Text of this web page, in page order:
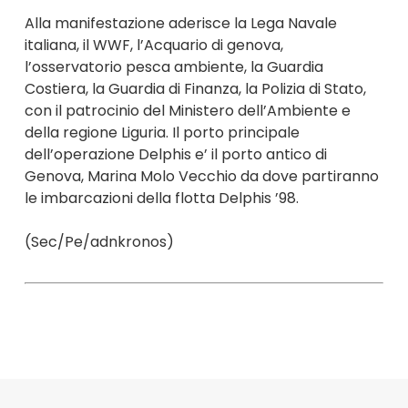
Alla manifestazione aderisce la Lega Navale
italiana, il WWF, l’Acquario di genova,
l’osservatorio pesca ambiente, la Guardia
Costiera, la Guardia di Finanza, la Polizia di Stato,
con il patrocinio del Ministero dell’Ambiente e
della regione Liguria. Il porto principale
dell’operazione Delphis e’ il porto antico di
Genova, Marina Molo Vecchio da dove partiranno
le imbarcazioni della flotta Delphis ’98.
(Sec/Pe/adnkronos)